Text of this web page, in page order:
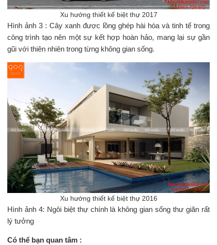
Xu hướng thiết kế biệt thự 2017
Hình ảnh 3 : Cây xanh được lồng ghép hài hòa và tinh tế trong
công trình tạo nên một sự kết hợp hoàn hảo, mang lại sự gần
gũi với thiên nhiên trong từng không gian sống.
Xu hướng thiết kế biệt thự 2016
Hình ảnh 4: Ngôi biệt thự chính là không gian sống thư giãn rất
lý tưởng
Có thể bạn quan tâm :